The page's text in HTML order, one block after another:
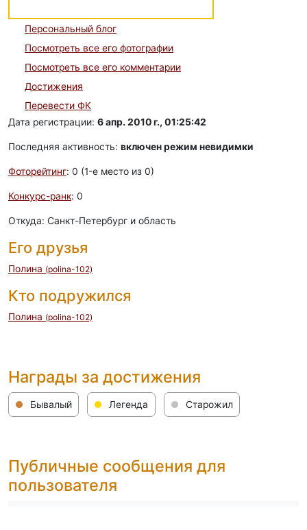
Персональный блог
Посмотреть все его фотографии
Посмотреть все его комментарии
Достижения
Перевести ФК
Дата регистрации: 6 апр. 2010 г., 01:25:42
Последняя активность: включен режим невидимки
Фоторейтинг: 0 (1-e место из 0)
Конкурс-ранк: 0
Откуда: Санкт-Петербург и область
Его друзья
Полина (polina-102)
Кто подружился
Полина (polina-102)
Награды за достижения
Бывалый Легенда Старожил
Публичные сообщения для
пользователя